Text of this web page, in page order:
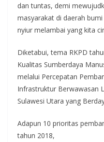
dan tuntas, demi
masyarakat di daerah bumi
nyiur melambai yang kita
Diketabui, tema RKPD
Kualitas Sumberdaya
melalui Percepatan
Infrastruktur Berwawasan
Sulawesi Utara yang
Adapun 10 prioritas
tahun 2018,